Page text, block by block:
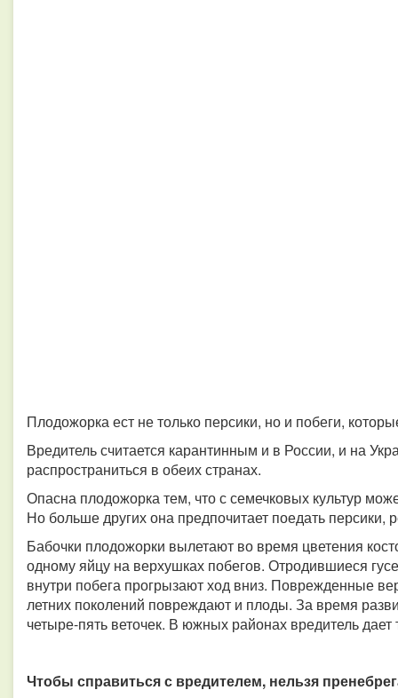
Плодожорка ест не только персики, но и побеги,
Вредитель считается карантинным и в России, и на
распространиться в обеих странах.
Опасна плодожорка тем, что с семечковых культур
Но больше других она предпочитает поедать персики,
Бабочки плодожорки вылетают во время цветения
одному яйцу на верхушках побегов. Отродившиеся
внутри побега прогрызают ход вниз. Поврежденные
летних поколений повреждают и плоды. За время
четыре-пять веточек. В южных районах вредитель
Чтобы справиться с вредителем, нельзя